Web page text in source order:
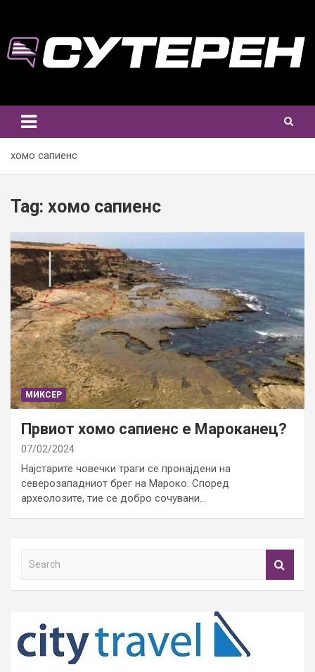
content
хомо сапиенс
Tag: хомо сапиенс
МИКСЕР
Првиот хомо сапиенс е Мароканец?
07/02/2024
Најстарите човечки траги се пронајдени на
северозападниот брег на Мароко. Според
археолозите, тие се добро сочувани…
h